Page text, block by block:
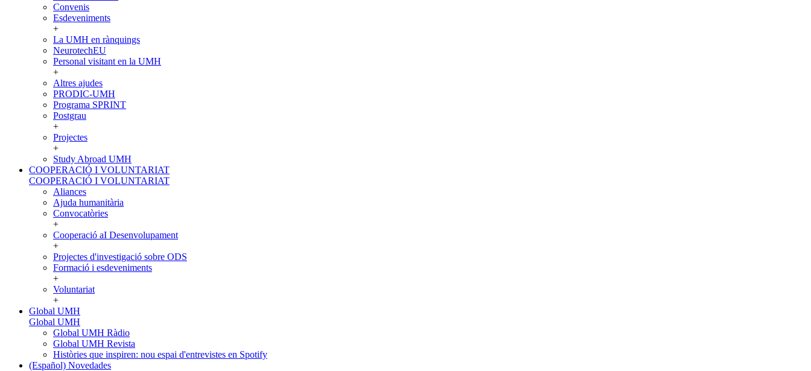
Convenis
Esdeveniments
+
La UMH en rànquings
NeurotechEU
Personal visitant en la UMH
+
Altres ajudes
PRODIC-UMH
Programa SPRINT
Postgrau
+
Projectes
+
Study Abroad UMH
COOPERACIÓ I VOLUNTARIAT
COOPERACIÓ I VOLUNTARIAT
Aliances
Ajuda humanitària
Convocatòries
+
Cooperació aI Desenvolupament
+
Projectes d'investigació sobre ODS
Formació i esdeveniments
+
Voluntariat
+
Global UMH
Global UMH
Global UMH Ràdio
Global UMH Revista
Històries que inspiren: nou espai d'entrevistes en Spotify
(Español) Novedades